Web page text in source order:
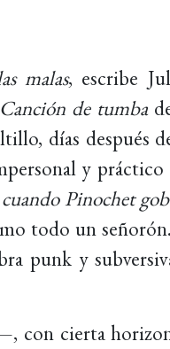
malas, escribe
Canción de tumba
días después
y
Pinochet
todo un
punk y
cierta